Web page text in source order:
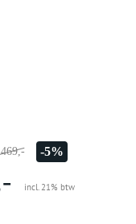
-5%
incl. 21% btw